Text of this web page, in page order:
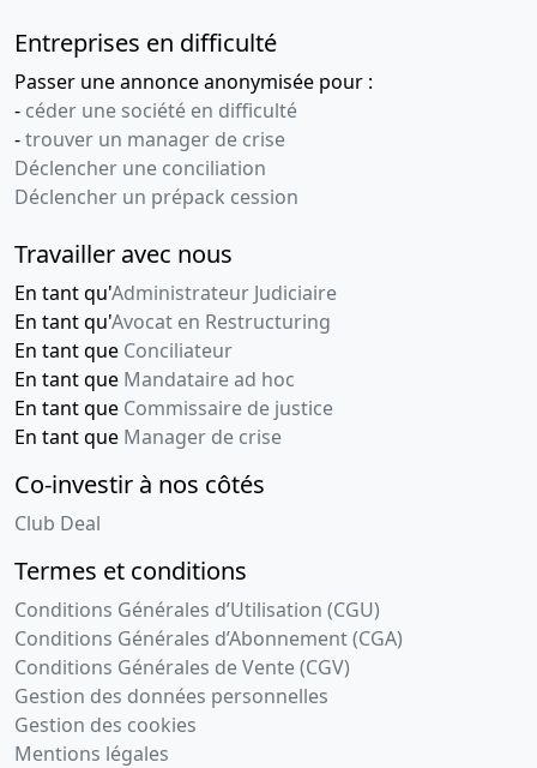
Entreprises en difficulté
Passer une annonce anonymisée pour :
- céder une société en difficulté
-trouver un manager de crise
Déclencher une conciliation
Déclencher un prépack cession
Travailler avec nous
En tant qu'Administrateur Judiciaire
En tant qu'Avocat en Restructuring
En tant que Conciliateur
En tant que Mandataire ad hoc
En tant que Commissaire de justice
En tant que Manager de crise
Co-investir à nos côtés
Club Deal
Termes et conditions
Conditions Générales d’Utilisation (CGU)
Conditions Générales d’Abonnement (CGA)
Conditions Générales de Vente (CGV)
Gestion des données personnelles
Gestion des cookies
Mentions légales